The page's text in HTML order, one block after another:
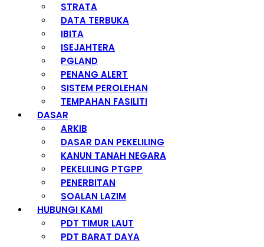
STRATA
DATA TERBUKA
IBITA
ISEJAHTERA
PGLAND
PENANG ALERT
SISTEM PEROLEHAN
TEMPAHAN FASILITI
DASAR
ARKIB
DASAR DAN PEKELILING
KANUN TANAH NEGARA
PEKELILING PTGPP
PENERBITAN
SOALAN LAZIM
HUBUNGI KAMI
PDT TIMUR LAUT
PDT BARAT DAYA